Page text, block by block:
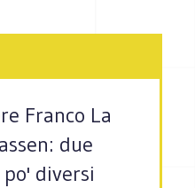
Franco La
due
diversi